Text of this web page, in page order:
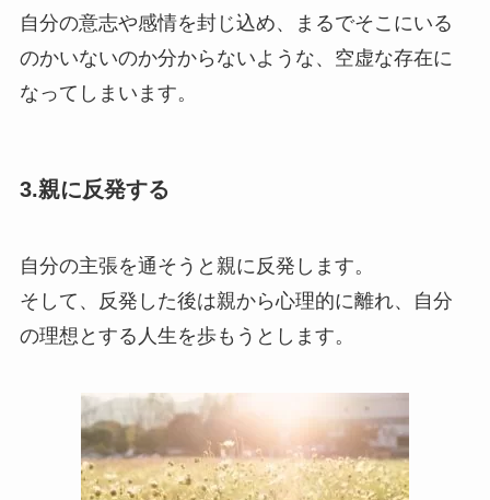
自分の意志や感情を封じ込め、まるでそこにいる
のかいないのか分からないような、空虚な存在に
なってしまいます。
3.親に反発する
自分の主張を通そうと親に反発します。
そして、反発した後は親から心理的に離れ、自分
の理想とする人生を歩もうとします。